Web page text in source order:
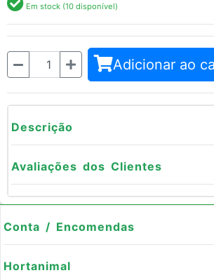
Em stock (10 disponível)
Quantidade Adicionar ao
Descrição
Avaliações dos Clientes
Conta / Encomendas
Hortanimal